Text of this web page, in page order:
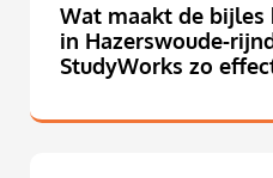
Wat maakt de
in Hazerswoude-
StudyWorks zo